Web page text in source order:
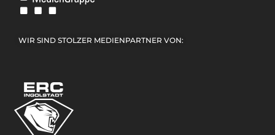
WIR SIND STOLZER MEDIENPARTNER VON: